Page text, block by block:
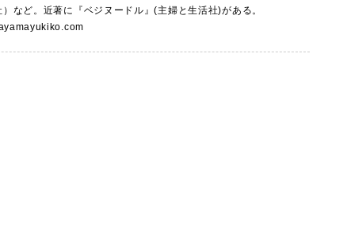
）など。近著に『ベジヌードル』(主婦と生活社)がある。